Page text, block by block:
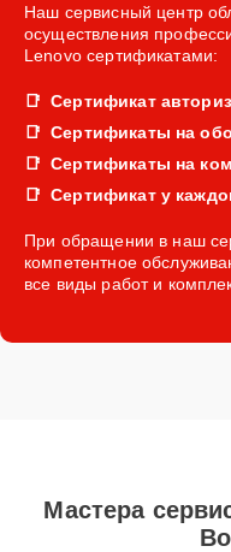
Наш сервисный центр
осуществления
Lenovo сертификатами:
Сертификат
Сертификаты на
Сертификаты на
Сертификат у
При обращении в наш
компетентное
все виды работ и
Мастера